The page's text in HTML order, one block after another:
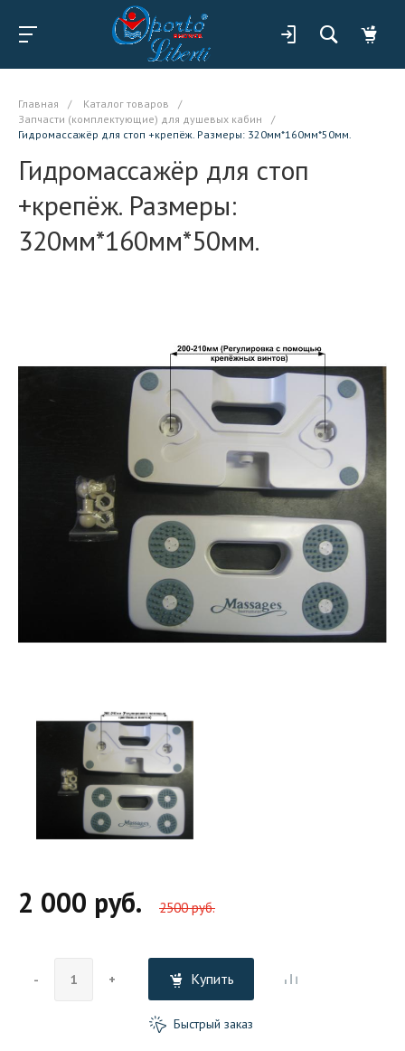
Главная / Каталог товаров
/
Запчасти (комплектующие) для душевых кабин
/
Гидромассажёр для стоп +крепёж. Размеры: 320мм*160мм*50мм.
Гидромассажёр для стоп
+крепёж. Размеры:
320мм*160мм*50мм.
2 000 руб. 2500 руб.
- + Купить
Быстрый заказ